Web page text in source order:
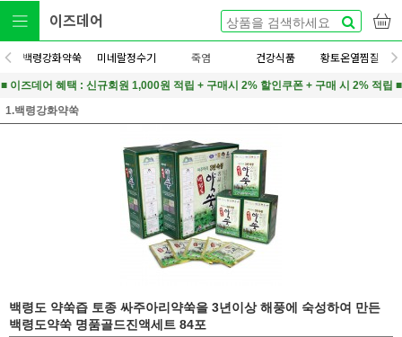
이즈데어
백령강화약쑥 미네랄정수기 죽염 건강식품 황토온열찜질
■ 이즈데어 혜택 : 신규회원 1,000원 적립 + 구매시 2% 할인쿠폰 + 구매 시 2% 적립 ■
1.백령강화약쑥
백령도 약쑥즙 토종 싸주아리약쑥을 3년이상 해풍에 숙성하여 만든
백령도약쑥 명품골드진액세트 84포